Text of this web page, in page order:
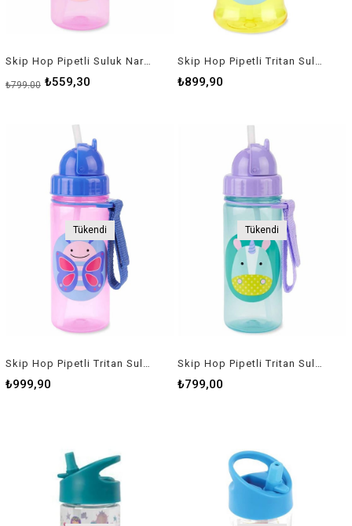
₺559,30
₺799,00 ₺899,90
Tükendi
Skip Hop Pipetli Tritan Suluk Kelebek
₺999,90
Tükendi
Skip Hop Pipetli Tritan Suluk Unicorn
₺799,00